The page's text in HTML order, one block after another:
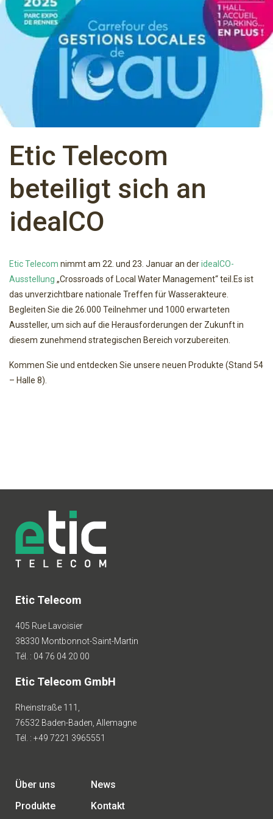
Etic Telecom
beteiligt sich an
idealCO
Etic Telecom nimmt am 22. und 23. Januar an deridealCO-
Ausstellung „Crossroads of Local Water Management“ teil.Es ist
das unverzichtbare nationale Treffen für Wasserakteure.
Begleiten Sie die 26.000 Teilnehmer und 1000 erwarteten
Aussteller, um sich auf die Herausforderungen der Zukunft in
diesem zunehmend strategischen Bereich vorzubereiten.
Kommen Sie und entdecken Sie unsere neuen Produkte (Stand 54
– Halle 8).
Etic Telecom
405 Rue Lavoisier
38330 Montbonnot-Saint-Martin
Tél. : 04 76 04 20 00
Etic Telecom GmbH
Rheinstraße 111,
76532 Baden-Baden, Allemagne
Tél. : +49 7221 3965551
Über uns
Produkte
News
Kontakt